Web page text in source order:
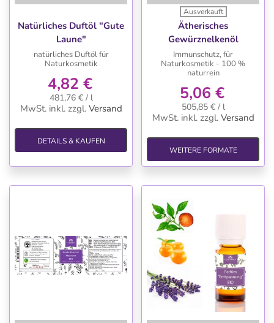
Natürliches Duftöl "Gute
Laune"
natürliches Duftöl für
Naturkosmetik
4,82 €
481,76 € / l
MwSt. inkl. zzgl. Versand
DETAILS & KAUFEN
Ausverkauft
Ätherisches
Gewürznelkenöl
Immunschutz, für
Naturkosmetik - 100 %
naturrein
5,06 €
505,85 € / l
MwSt. inkl. zzgl. Versand
WEITERE FORMATE